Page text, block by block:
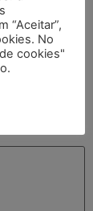
“Aceitar”,
No
cookies"